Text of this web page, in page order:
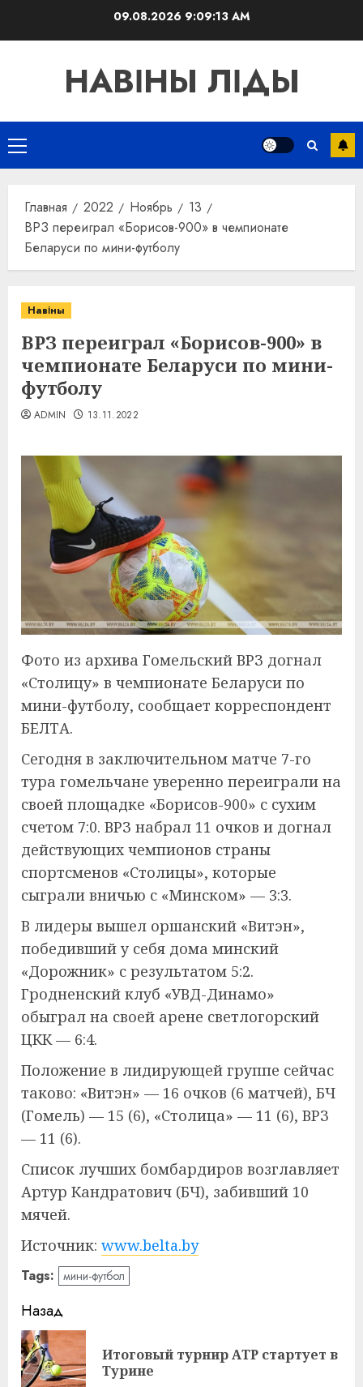
09.08.2026 9:09:14 AM
НАВІНЫ ЛІДЫ
Основное
меню
Главная 2022 Ноябрь
13
ВРЗ переиграл «Борисов-900» в чемпионате
Беларуси по мини-футболу
Навіны
ВРЗ переиграл «Борисов-900» в
чемпионате Беларуси по мини-
футболу
ADMIN 13.11.2022
Фото из архива Гомельский ВРЗ догнал
«Столицу» в чемпионате Беларуси по
мини-футболу, сообщает корреспондент
БЕЛТА.
Сегодня в заключительном матче 7-го
тура гомельчане уверенно переиграли на
своей площадке «Борисов-900» с сухим
счетом 7:0. ВРЗ набрал 11 очков и догнал
действующих чемпионов страны
спортсменов «Столицы», которые
сыграли вничью с «Минском» — 3:3.
В лидеры вышел оршанский «Витэн»,
победивший у себя дома минский
«Дорожник» с результатом 5:2.
Гродненский клуб «УВД-Динамо»
обыграл на своей арене светлогорский
ЦКК — 6:4.
Положение в лидирующей группе сейчас
таково: «Витэн» — 16 очков (6 матчей), БЧ
(Гомель) — 15 (6), «Столица» — 11 (6), ВРЗ
— 11 (6).
Список лучших бомбардиров возглавляет
Артур Кандратович (БЧ), забивший 10
мячей.
Источник: www.belta.by
Tags: мини-футбол
Навигация
записи
Назад
Итоговый турнир АТР стартует в
Турине